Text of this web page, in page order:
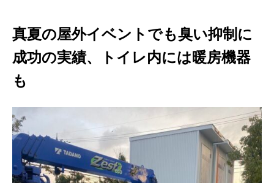
真夏の屋外イベントでも臭い抑制に
成功の実績、トイレ内には暖房機器
も